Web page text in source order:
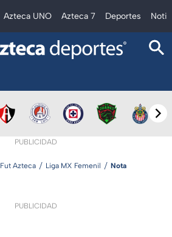
Azteca UNO Azteca 7 Deportes
PUBLICIDAD
Fut Azteca Liga MX Femenil Nota
PUBLICIDAD